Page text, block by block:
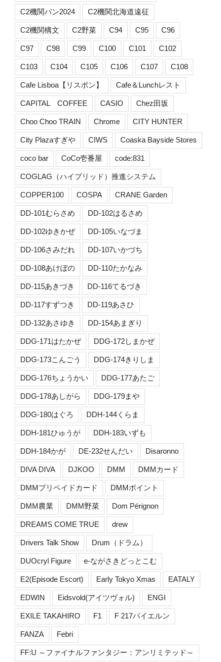
C2機関パン2024 C2機関北海道遠征
C2機関構文 C2野菜 C94 C95 C96
C97 C98 C99 C100 C101 C102
C103 C104 C105 C106 C107 C108
Cafe Lisboa【リスボン】 Cafe＆Lunchレスト
CAPITAL COFFEE CASIO Chez田坂
Choo Choo TRAIN Chrome CITY HUNTER
City Plazaすぎや CIWS Coaska Bayside Stores
coco bar CoCo壱番屋 code:831
COGLAG（ハイブリッド）推進システム
COPPER100 COSPA CRANE Garden
DD-101むらさめ DD-102はるさめ
DD-102ゆきかぜ DD-105いなづま
DD-106さみだれ DD-107いかづち
DD-108あけぼの DD-110たかなみ
DD-115あきづき DD-116てるづき
DD-117すずつき DD-119あさひ
DD-132あさゆき DD-154あまぎり
DDG-171はたかぜ DDG-172しまかぜ
DDG-173こんごう DDG-174きりしま
DDG-176ちょうかい DDG-177あたご
DDG-178あしがら DDG-179まや
DDG-180はぐろ DDH-144くらま
DDH-181ひゅうが DDH-183いずも
DDH-184かが DE-232せんだい Disaronno
DIVA DIVA DJKOO DMM DMMカード
DMMプリペイドカード DMMポイント
DMM農業 DMM野菜 Dom Pérignon
DREAMS COME TRUE drew
Drivers Talk Show Drum（ドラム）
DUOcryl Figure e-ながさきどっとこむ
E2(Episode Escort) Early Tokyo Xmas EATALY
EDWIN Eidsvold(アイツヴォル) ENGI
EXILE TAKAHIRO F1 F 217バイエルン
FANZA Febri
FF:U ～ファイナルファンタジー：アンリミテッド～